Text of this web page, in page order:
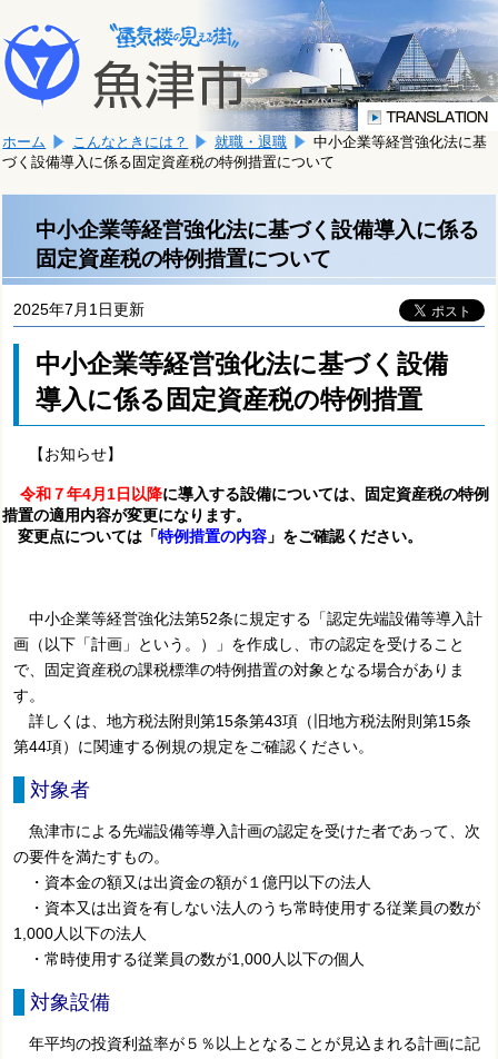
文
へ
移
ま
す。
こ
か
文
で
す。
ホーム こんなときには？ 就職・退職
中小企業等経営強化法に基
づく設備導入に係る固定資産税の特例措置について
中小企業等経営強化法に基づく設備導入に係る
固定資産税の特例措置について
2025年7月1日更新
中小企業等経営強化法に基づく設備
導入に係る固定資産税の特例措置
【お知らせ】
令和７年4月1日以降に導入する設備については、固定資産税の特例
措置の適用内容が変更になります。
変更点については「特例措置の内容 」をご確認ください。
中小企業等経営強化法第52条に規定する「認定先端設備等導入計
画（以下「計画」という。）」を作成し、市の認定を受けること
で、固定資産税の課税標準の特例措置の対象となる場合がありま
す。
詳しくは、地方税法附則第15条第43項（旧地方税法附則第15条
第44項）に関連する例規の規定をご確認ください。
対象者
魚津市による先端設備等導入計画の認定を受けた者であって、次
の要件を満たすもの。
・資本金の額又は出資金の額が１億円以下の法人
・資本又は出資を有しない法人のうち常時使用する従業員の数が
1,000人以下の法人
・常時使用する従業員の数が1,000人以下の個人
対象設備
年平均の投資利益率が５％以上となることが見込まれる計画に記